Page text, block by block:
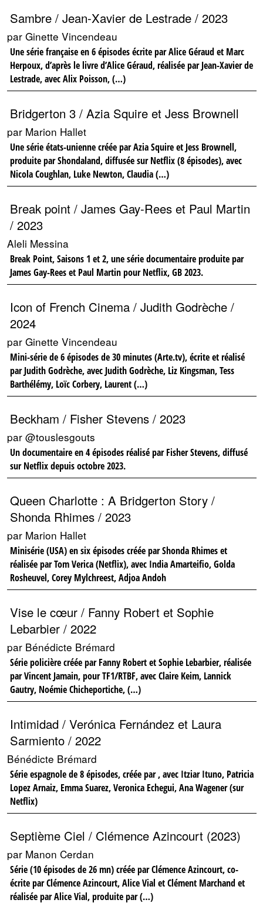
Sambre / Jean-Xavier de Lestrade / 2023
par Ginette Vincendeau
Une série française en 6 épisodes écrite par Alice Géraud et Marc
Herpoux, d’après le livre d’Alice Géraud, réalisée par Jean-Xavier de
Lestrade, avec Alix Poisson, (…)
Bridgerton 3 / Azia Squire et Jess Brownell
par Marion Hallet
Une série états-unienne créée par Azia Squire et Jess Brownell,
produite par Shondaland, diffusée sur Netflix (8 épisodes), avec
Nicola Coughlan, Luke Newton, Claudia (…)
Break point / James Gay-Rees et Paul Martin
/ 2023
Aleli Messina
Break Point, Saisons 1 et 2, une série documentaire produite par
James Gay-Rees et Paul Martin pour Netflix, GB 2023.
Icon of French Cinema / Judith Godrèche /
2024
par Ginette Vincendeau
Mini-série de 6 épisodes de 30 minutes (Arte.tv), écrite et réalisé
par Judith Godrèche, avec Judith Godrèche, Liz Kingsman, Tess
Barthélémy, Loïc Corbery, Laurent (…)
Beckham / Fisher Stevens / 2023
par @touslesgouts
Un documentaire en 4 épisodes réalisé par Fisher Stevens, diffusé
sur Netflix depuis octobre 2023.
Queen Charlotte : A Bridgerton Story /
Shonda Rhimes / 2023
par Marion Hallet
Minisérie (USA) en six épisodes créée par Shonda Rhimes et
réalisée par Tom Verica (Netflix), avec India Amarteifio, Golda
Rosheuvel, Corey Mylchreest, Adjoa Andoh
Vise le cœur / Fanny Robert et Sophie
Lebarbier / 2022
par Bénédicte Brémard
Série policière créée par Fanny Robert et Sophie Lebarbier, réalisée
par Vincent Jamain, pour TF1/RTBF, avec Claire Keim, Lannick
Gautry, Noémie Chicheportiche, (…)
Intimidad / Verónica Fernández et Laura
Sarmiento / 2022
Bénédicte Brémard
Série espagnole de 8 épisodes, créée par , avec Itziar Ituno, Patricia
Lopez Arnaiz, Emma Suarez, Veronica Echegui, Ana Wagener (sur
Netflix)
Septième Ciel / Clémence Azincourt (2023)
par Manon Cerdan
Série (10 épisodes de 26 mn) créée par Clémence Azincourt, co-
écrite par Clémence Azincourt, Alice Vial et Clément Marchand et
réalisée par Alice Vial, produite par (…)